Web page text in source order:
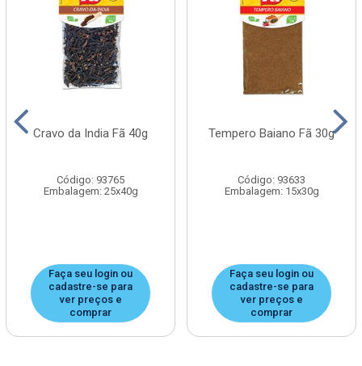
Cravo da India Fã 40g
Código: 93765
Embalagem: 25x40g
Faça seu login ou
cadastre-se para
ver preços e
comprar
Tempero Baiano Fã 30g
Código: 93633
Embalagem: 15x30g
Faça seu login ou
cadastre-se para
ver preços e
comprar